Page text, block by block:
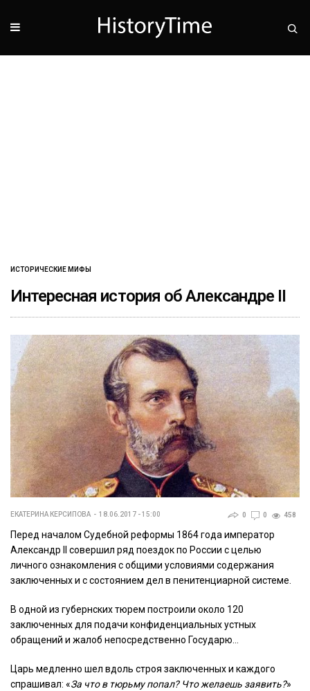
ИСТОРИЧЕСКИЕ МИФЫ
Интересная история об Александре II
ЕКАТЕРИНА КЕРСИПОВА 18.06.2017 - 15:00 0 0 458
Перед началом Судебной реформы 1864 года император
Александр II совершил ряд поездок по России с целью
личного ознакомления с общими условиями содержания
заключенных и с состоянием дел в пенитенциарной системе.
В одной из губернских тюрем построили около 120
заключенных для подачи конфиденциальных устных
обращений и жалоб непосредственно Государю…
Царь медленно шел вдоль строя заключенных и каждого
спрашивал: «За что в тюрьму попал? Что желаешь заявить?»